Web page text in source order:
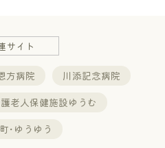
サイト
方病院
川添記念病院
老人保健施設ゆうむ
･ゆうゆう